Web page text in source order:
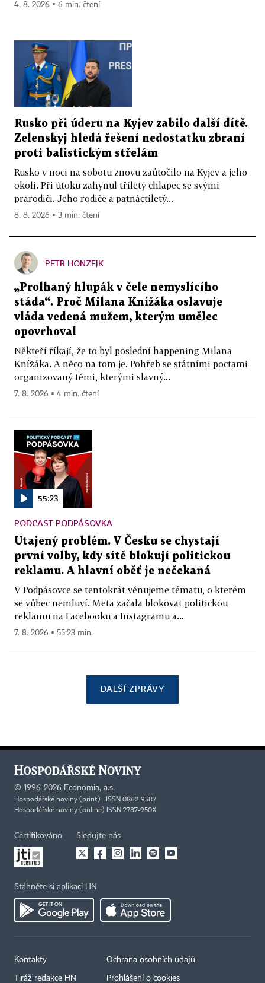
4. 8. 2026 ▪ 6 min. čtení
Rusko při úderu na Kyjev zabilo další dítě.
Zelenskyj hledá řešení nedostatku zbraní
proti balistickým střelám
Rusko v noci na sobotu znovu zaútočilo na Kyjev a jeho
okolí. Při útoku zahynul tříletý chlapec se svými
prarodiči. Jeho rodiče a patnáctiletý...
8. 8. 2026 ▪ 3 min. čtení
PETR HONZEJK
„Prolhaný hlupák v čele nemyslícího
stáda“. Proč Milana Knížáka oslavuje
vláda vedená mužem, kterým umělec
opovrhoval
Někteří říkají, že to byl poslední happening Milana
Knížáka. A něco na tom je. Pohřeb se státními poctami
organizovaný těmi, kterými slavný...
7. 8. 2026 ▪ 4 min. čtení
55:23
PODCAST PODPÁSOVKA
Utajený problém. V Česku se chystají
první volby, kdy sítě blokují politickou
reklamu. A hlavní oběť je nečekaná
V Podpásovce se tentokrát věnujeme tématu, o kterém
se vůbec nemluví. Meta začala blokovat politickou
reklamu na Facebooku a Instagramu a...
7. 8. 2026 ▪ 55:23 min.
DALŠÍ ZPRÁVY
© 1996-2026 Economia, a.s.
Hospodářské noviny (print) ISSN 0862-9587
Hospodářské noviny (online) ISSN 2787-950X
Certifikováno Sledujte nás
Stáhněte si aplikaci HN
Kontakty
Tiráž redakce HN
Ochrana osobních údajů
Prohlášení o cookies